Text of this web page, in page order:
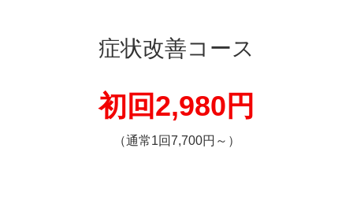
症状改善コース
初回2,980円
（通常1回7,700円～）